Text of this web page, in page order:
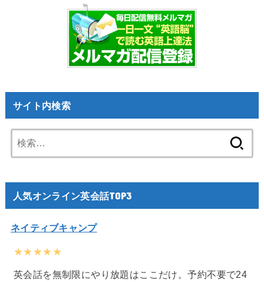
サイト内検索
索:
人気オンライン英会話TOP3
ネイティブキャンプ
★★★★★
英会話を無制限にやり放題はここだけ。予約不要で24